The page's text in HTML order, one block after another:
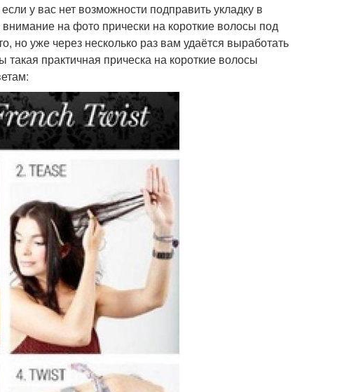
у вас нет возможности подправить укладку в
на фото прически на короткие волосы под
но уже через несколько раз вам удаётся выработать
практичная прическа на короткие волосы